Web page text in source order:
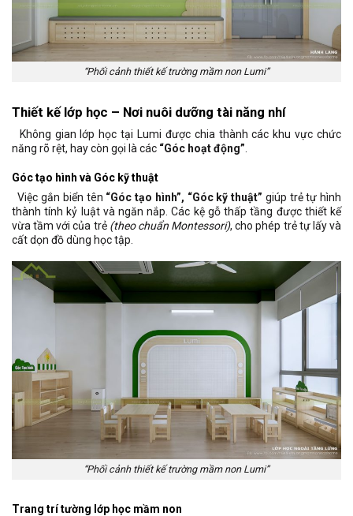
“Phối cảnh thiết kế trường mầm non Lumi”
Thiết kế lớp học – Nơi nuôi dưỡng tài năng nhí
Không gian lớp học tại Lumi được chia thành các khu vực chức
năng rõ rệt, hay còn gọi là các “Góc hoạt động”.
Góc tạo hình và Góc kỹ thuật
Việc gắn biển tên “Góc tạo hình”, “Góc kỹ thuật” giúp trẻ tự hình
thành tính kỷ luật và ngăn nắp. Các kệ gỗ thấp tầng được thiết kế
vừa tầm với của trẻ (theo chuẩn Montessori), cho phép trẻ tự lấy và
cất dọn đồ dùng học tập.
“Phối cảnh thiết kế trường mầm non Lumi”
Trang trí tường lớp học mầm non